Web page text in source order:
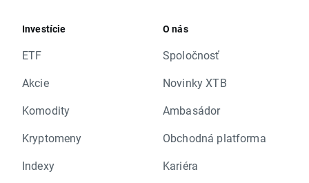
Investície
ETF
Akcie
Komodity
Kryptomeny
Indexy
O nás
Spoločnosť
Novinky XTB
Ambasádor
Obchodná platforma
Kariéra